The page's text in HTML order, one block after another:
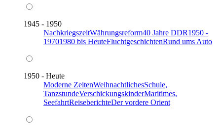
1945 - 1950
NachkriegszeitWährungsreform40 Jahre DDR1950 -
19701980 bis HeuteFluchtgeschichtenRund ums Auto
1950 - Heute
Moderne ZeitenWeihnachtlichesSchule,
TanzstundeVerschickungskinderMaritimes,
SeefahrtReiseberichteDer vordere Orient